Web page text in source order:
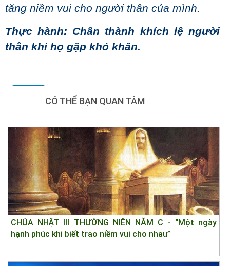
tăng niềm vui cho người thân của mình.
Thực hành: Chân thành khích lệ người
thân khi họ gặp khó khăn.
CÓ THỂ BẠN QUAN TÂM
CHÚA NHẬT III THƯỜNG NIÊN NĂM C - “Một ngày
hạnh phúc khi biết trao niềm vui cho nhau”